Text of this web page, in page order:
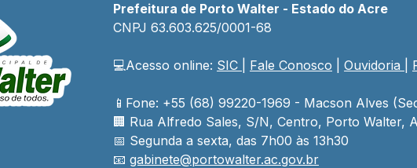
Prefeitura de Porto Walter - Estado do Acre
CNPJ 63.603.625/0001-68
💻Acesso online: SIC Fale Conosco Ouvidoria
📱Fone: +55 (68) 99220-1969 - Macson Alves
🏢 Rua Alfredo Sales, S/N, Centro, Porto Walter,
📅 Segunda a sexta, das 7h00 às 13h30
📧 gabinete@portowalter.ac.gov.br